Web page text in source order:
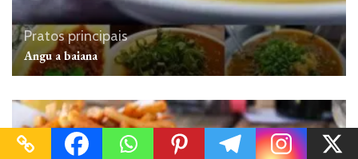
Pratos principais
Angu a baiana